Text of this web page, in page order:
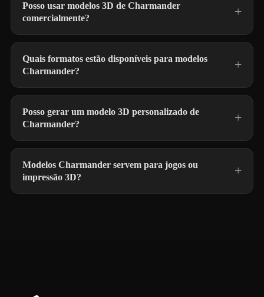
Posso usar modelos 3D de Charmander
comercialmente?
Quais formatos estão disponíveis para modelos
Charmander?
Posso gerar um modelo 3D personalizado de
Charmander?
Modelos Charmander servem para jogos ou
impressão 3D?